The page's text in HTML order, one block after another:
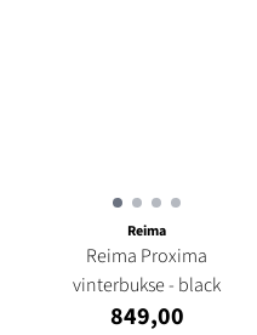
Reima
Reima Proxima
vinterbukse - black
849,00